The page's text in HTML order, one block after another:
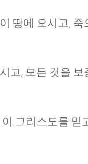
땅에 오시고,
고, 모든 것을
그리스도를 믿